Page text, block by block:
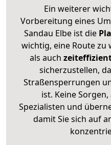
Ein weiterer
Vorbereitung eines
Sandau Elbe ist die
wichtig, eine Route zu
als auch
sicherzustellen,
Straßensperrungen
ist. Keine
Spezialisten und
damit Sie sich auf